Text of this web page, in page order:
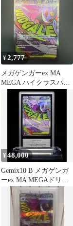
抜け】
¥2,777
メガゲンガーex MA
MEGA ハイクラスパッ
ク MEGAドリームex キ
¥48,000
Gemix10 B メガゲンガ
ーex MA MEGAドリー
ムex